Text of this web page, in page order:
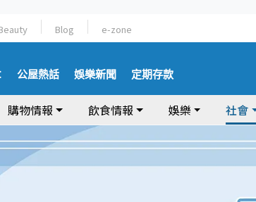
Blog e-zone
公屋熱話 娛樂新聞 定期存款
購物情報 飲食情報 娛樂 社會